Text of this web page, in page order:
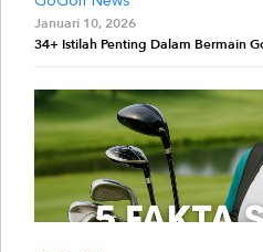
Januari 10, 2026
34+ Istilah Penting Dalam Bermain